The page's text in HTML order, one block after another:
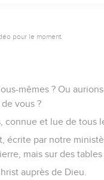
pour le moment.
mêmes ? Ou
vous ?
et lue de tous
par notre
mais sur des
auprès de Dieu.